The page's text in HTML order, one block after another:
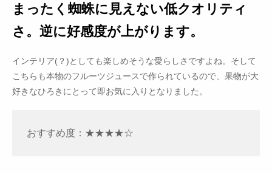
まったく蜘蛛に見えない低クオリティ
さ。逆に好感度が上がります。
インテリア(？)としても楽しめそうな愛らしさですよね。そして
こちらも本物のフルーツジュースで作られているので、果物が大
好きなひろきにとって即お気に入りとなりました。
おすすめ度：★★★★☆